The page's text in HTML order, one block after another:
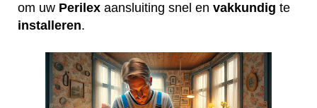
om uw Perilex aansluiting snel en vakkundig te
installeren.